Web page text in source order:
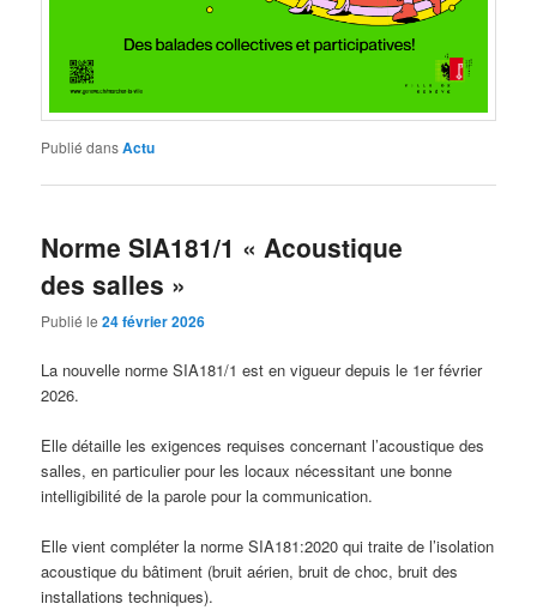
Publié dansActu
Norme SIA181/1 « Acoustique
des salles »
Publié le24 février 2026
La nouvelle norme SIA181/1 est en vigueur depuis le 1er février
2026.
Elle détaille les exigences requises concernant l’acoustique des
salles, en particulier pour les locaux nécessitant une bonne
intelligibilité de la parole pour la communication.
Elle vient compléter la norme SIA181:2020 qui traite de l’isolation
acoustique du bâtiment (bruit aérien, bruit de choc, bruit des
installations techniques).